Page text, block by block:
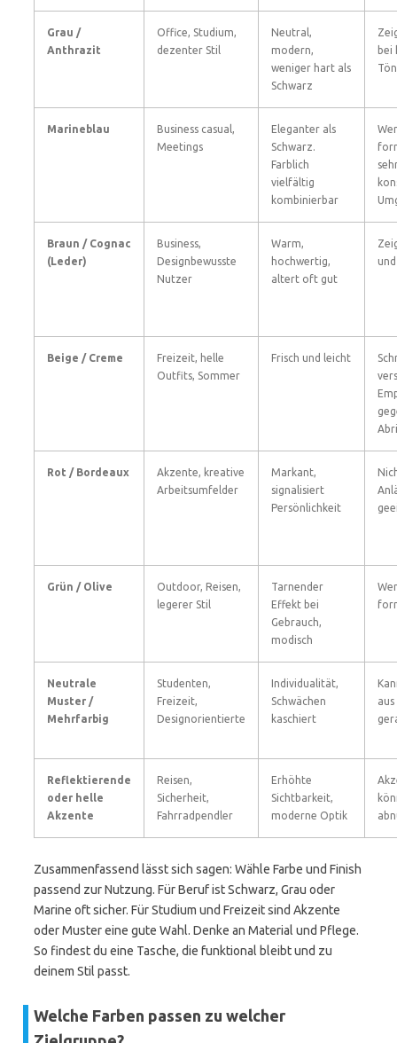
Grau /
Anthrazit
Office, Studium,
dezenter Stil
Neutral,
modern,
weniger hart als
Schwarz
bei
Marineblau
Business casual,
Meetings
Eleganter als
Schwarz.
Farblich
vielfältig
kombinierbar
Braun / Cognac
(Leder)
Business,
Designbewusste
Nutzer
Warm,
hochwertig,
altert oft gut
Beige / Creme
Freizeit, helle
Outfits, Sommer
Frisch und leicht
Rot / Bordeaux
Akzente, kreative
Arbeitsumfelder
Markant,
signalisiert
Persönlichkeit
Grün / Olive
Outdoor, Reisen,
legerer Stil
Tarnender
Effekt bei
Gebrauch,
modisch
Neutrale
Muster /
Mehrfarbig
Studenten,
Freizeit,
Designorientierte
Individualität,
Schwächen
kaschiert
Reflektierende
oder helle
Akzente
Reisen,
Sicherheit,
Fahrradpendler
Erhöhte
Sichtbarkeit,
moderne Optik
Zusammenfassend lässt sich sagen: Wähle Farbe und Finish
passend zur Nutzung. Für Beruf ist Schwarz, Grau oder
Marine oft sicher. Für Studium und Freizeit sind Akzente
oder Muster eine gute Wahl. Denke an Material und Pflege.
So findest du eine Tasche, die funktional bleibt und zu
deinem Stil passt.
Welche Farben passen zu welcher